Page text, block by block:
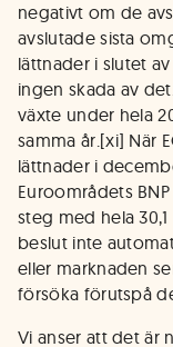
negativt om de
avslutade sista
lättnader i slutet
ingen skada av
växte under hela
samma år.[xi] När
lättnader i
Euroområdets
steg med hela
beslut inte
eller marknaden
försöka förutspå
Vi anser att det är